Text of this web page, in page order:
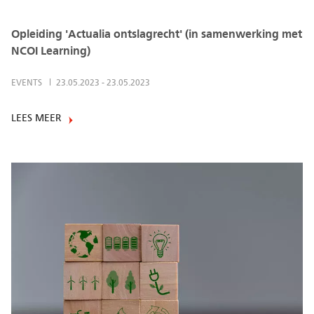
Opleiding 'Actualia ontslagrecht' (in samenwerking met
NCOI Learning)
EVENTS 23.05.2023 - 23.05.2023
LEES MEER